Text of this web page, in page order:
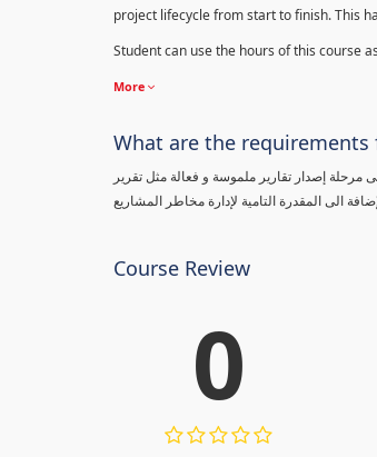
project lifecycle from start to finish. This
Student can use the hours of this course
More
What are the requirements
مرحلة إصدار تقارير ملموسة و فعالة مثل تقرير
Course Review
0